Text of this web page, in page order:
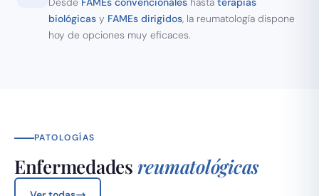
biológicas y FAMEs dirigidos, la reumatología dispone
hoy de opciones muy eficaces.
PATOLOGÍAS
Enfermedades reumatológicas